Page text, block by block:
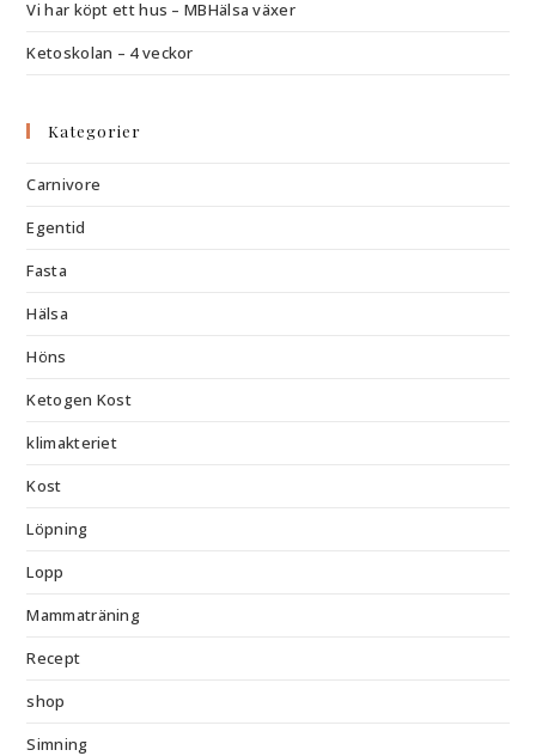
Vi har köpt ett hus – MBHälsa växer
Ketoskolan – 4 veckor
Kategorier
Carnivore
Egentid
Fasta
Hälsa
Höns
Ketogen Kost
klimakteriet
Kost
Löpning
Lopp
Mammaträning
Recept
shop
Simning